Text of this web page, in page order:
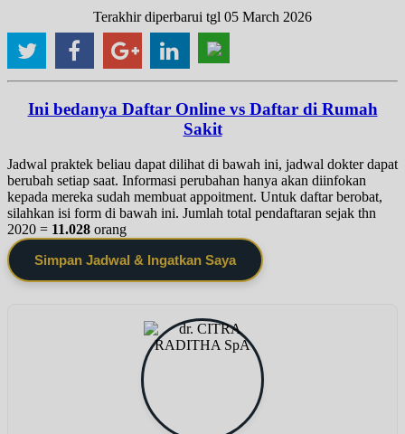
Terakhir diperbarui tgl 05 March 2026
Ini bedanya Daftar Online vs Daftar di Rumah
Sakit
Jadwal praktek beliau dapat dilihat di bawah ini, jadwal dokter dapat
berubah setiap saat. Informasi perubahan hanya akan diinfokan
kepada mereka sudah membuat appoitment. Untuk daftar berobat,
silahkan isi form di bawah ini. Jumlah total pendaftaran sejak thn
2020 = 11.028 orang
Simpan Jadwal & Ingatkan Saya